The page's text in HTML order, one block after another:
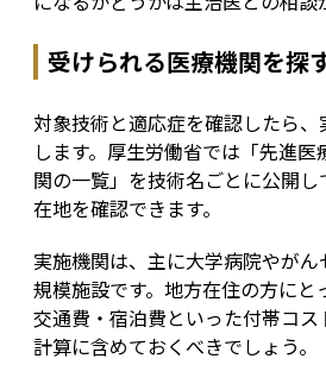
受けられる医療機関を探
対象技術と適応症を確認したら
します。厚生労働省では「先進
関の一覧」を技術名ごとに公開
在地を確認できます。
実施機関は、主に大学病院やが
規模施設です。地方在住の方にと
交通費・宿泊費といった付帯コ
計算に含めておくべきでしょう。